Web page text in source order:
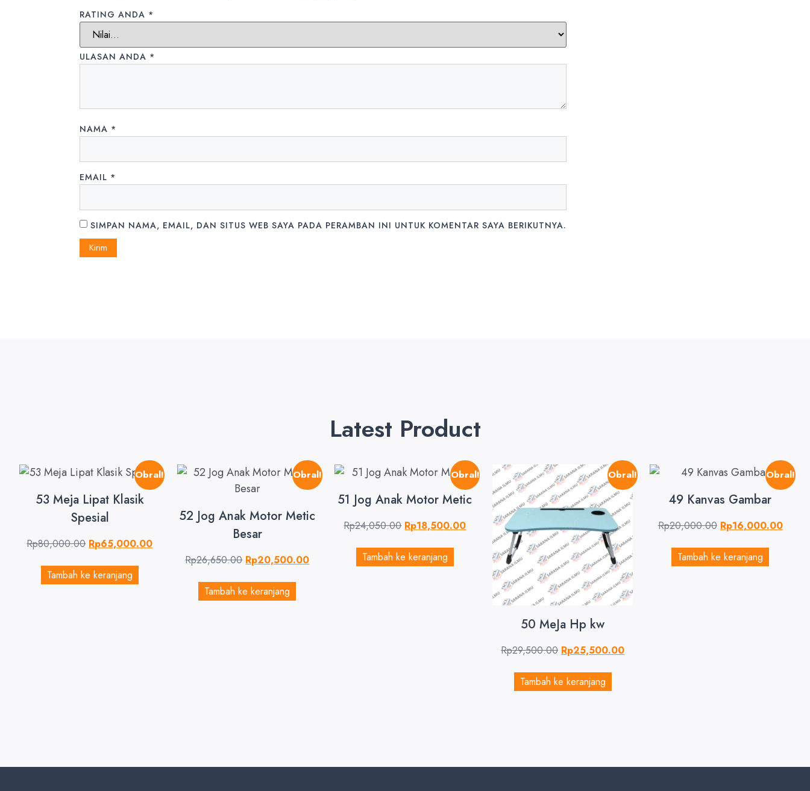
RATING ANDA *
ULASAN ANDA *
NAMA *
EMAIL *
SIMPAN NAMA, EMAIL, DAN SITUS WEB SAYA PADA PERAMBAN INI UNTUK KOMENTAR SAYA BERIKUTNYA.
Latest Product
Obral!
53 Meja Lipat Klasik
Spesial
Rp80,000.00 Rp65,000.00
Tambah ke keranjang
Obral!
52 Jog Anak Motor Metic
Besar
Rp26,650.00 Rp20,500.00
Tambah ke keranjang
Obral!
51 Jog Anak Motor Metic
Rp24,050.00 Rp18,500.00
Tambah ke keranjang
Obral!
50 MeJa Hp kw
Rp29,500.00 Rp25,500.00
Tambah ke keranjang
Obral!
49 Kanvas Gambar
Rp20,000.00 Rp16,000.00
Tambah ke keranjang